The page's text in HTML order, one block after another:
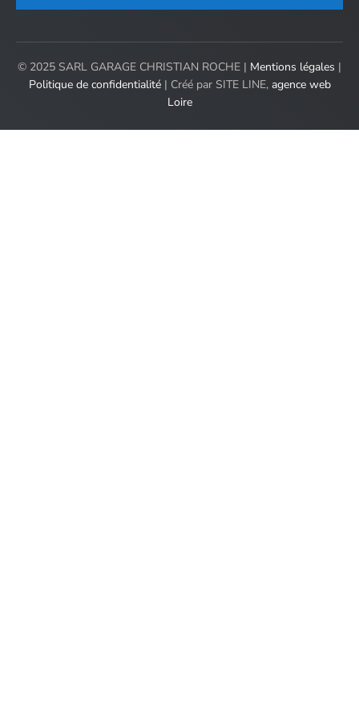
© 2025 SARL GARAGE CHRISTIAN ROCHE | Mentions légales |
Politique de confidentialité| Créé par SITE LINE, agence web
Loire